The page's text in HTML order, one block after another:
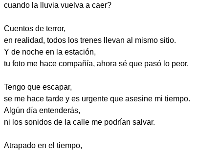
cuando la lluvia vuelva a caer?
Cuentos de terror,
en realidad, todos los trenes llevan al mismo sitio.
Y de noche en la estación,
tu foto me hace compañía, ahora sé que pasó lo peor.
Tengo que escapar,
se me hace tarde y es urgente que asesine mi tiempo.
Algún día entenderás,
ni los sonidos de la calle me podrían salvar.
Atrapado en el tiempo,